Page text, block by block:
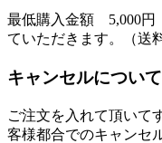
最低購入金額 5,000円
ていただきます。（送
キャンセルについて
ご注文を入れて頂いて
客様都合でのキャンセ